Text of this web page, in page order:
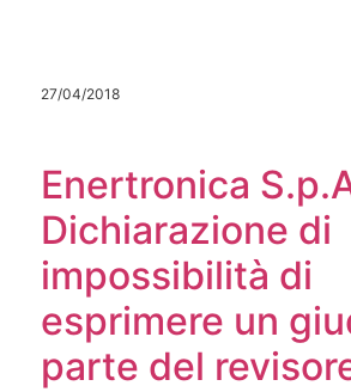
27/04/2018
Enertronica
Dichiarazione di
impossibilità di
esprimere un
parte del